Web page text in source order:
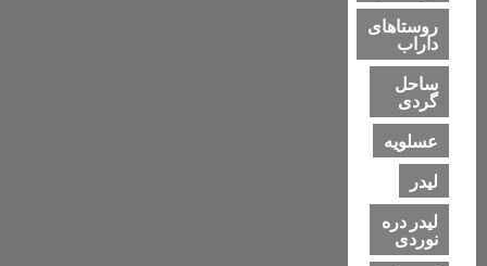
روستاهای
داراب
ساحل
گردی
عسلویه
لیدر
لیدر دره
نوردی